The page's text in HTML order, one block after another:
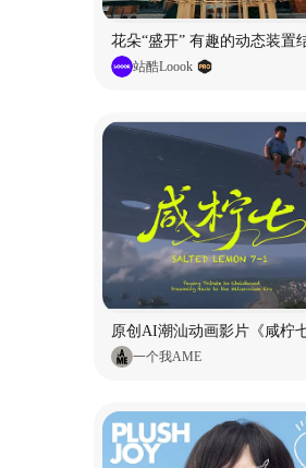
花朵“盛开” 有趣的动态装置
站酷Loook
原创AI潮汕动画影片《咸柠七
一个我AME